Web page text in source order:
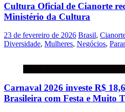
Cultura Oficial de Cianorte
Ministério da Cultura
23 de fevereiro de 2026 Brasil,
Diversidade, Mulheres, Negócios,
Carnaval 2026 investe R$
Brasileira com Festa e Muito